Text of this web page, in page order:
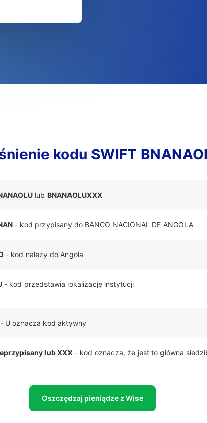
kodu SWIFT
lub BNANAOLUXXX
- kod przypisany do BANCO NACIONAL DE ANGOLA
- kod należy do Angola
- kod przedstawia lokalizację instytucji
- U oznacza kod aktywny
lub XXX - kod oznacza, że jest to główna
Oszczędzaj pieniądze z Wise